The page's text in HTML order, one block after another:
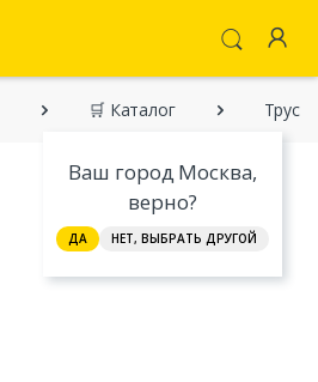
Ваш город Москва,
верно?
ДА НЕТ, ВЫБРАТЬ ДРУГОЙ
🛒 Каталог Трусы